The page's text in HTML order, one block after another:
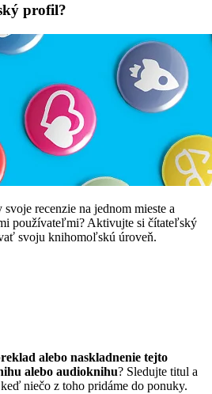
profil?
recenzie na jednom mieste a
používateľmi? Aktivujte si čítateľský
svoju knihomoľskú úroveň.
alebo naskladnenie tejto
alebo audioknihu? Sledujte titul a
niečo z toho pridáme do ponuky.